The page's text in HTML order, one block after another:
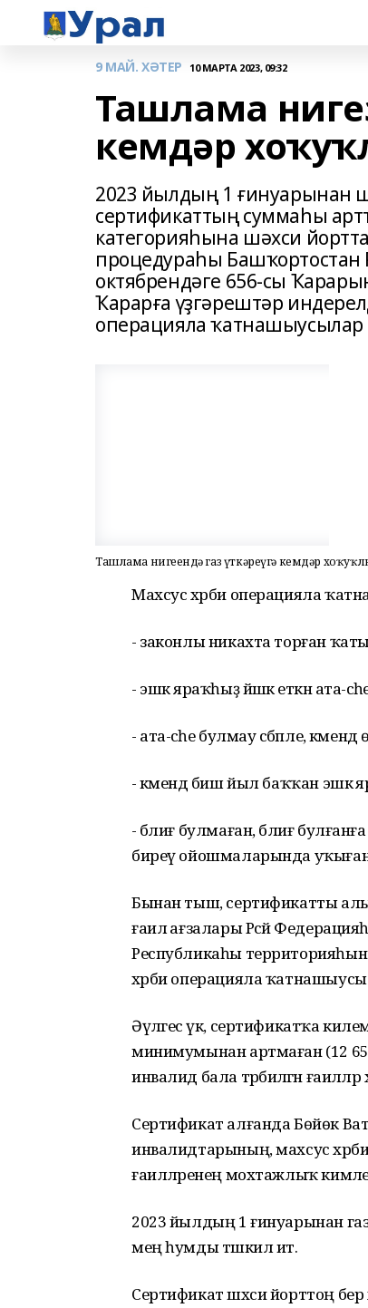
9 МАЙ. ХӘТЕР 10 МАРТА 2023, 09:32
Ташлама
кемдәр
2023 йылдың 1 ғинуарынан
сертификаттың суммаһы
категорияһына шәхси
процедураһы
октябрендәге 656-сы
Ҡарарға үҙгәрештәр
операцияла ҡатнашыусылар
Ташлама нигеҙендә газ үткәреүгә кемдәр
Махсус хәрби операцияла
- законлы никахта торған
- эшкә яраҡһыҙ йәшкә еткән
- ата-әсәһе булмау сәбәпле,
- кәмендә биш йыл баҡҡан эшкә
- бәлиғ булмаған, бәлиғ
биреү ойошмаларында уҡыған
Бынан тыш, сертификатты
ғаилә ағзалары Рәсәй
Республикаһы
хәрби операцияла ҡатнашыусы
Әүәлгесә үк, сертификатҡа
минимумынан артмаған (12
инвалид бала тәрбиәләгән
Сертификат алғанда Бөйөк
инвалидтарының, махсус
ғаиләләренең мохтажлыҡ
2023 йылдың 1 ғинуарынан
мең һумды тәшкил итә.
Сертификат шәхси йорттоң